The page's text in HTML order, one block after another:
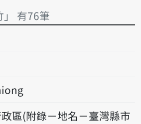
有76筆
區(附錄－地名－臺灣縣市